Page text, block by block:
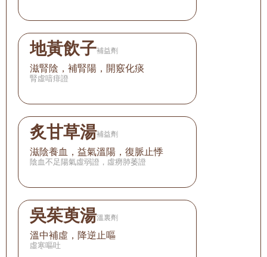
地黃飲子補益劑
滋腎陰，補腎陽，開竅化痰
腎虛喑痱證
炙甘草湯補益劑
滋陰養血，益氣溫陽，復脈止悸
陰血不足陽氣虛弱證，虛癆肺萎證
吳茱萸湯溫裏劑
溫中補虛，降逆止嘔
虛寒嘔吐